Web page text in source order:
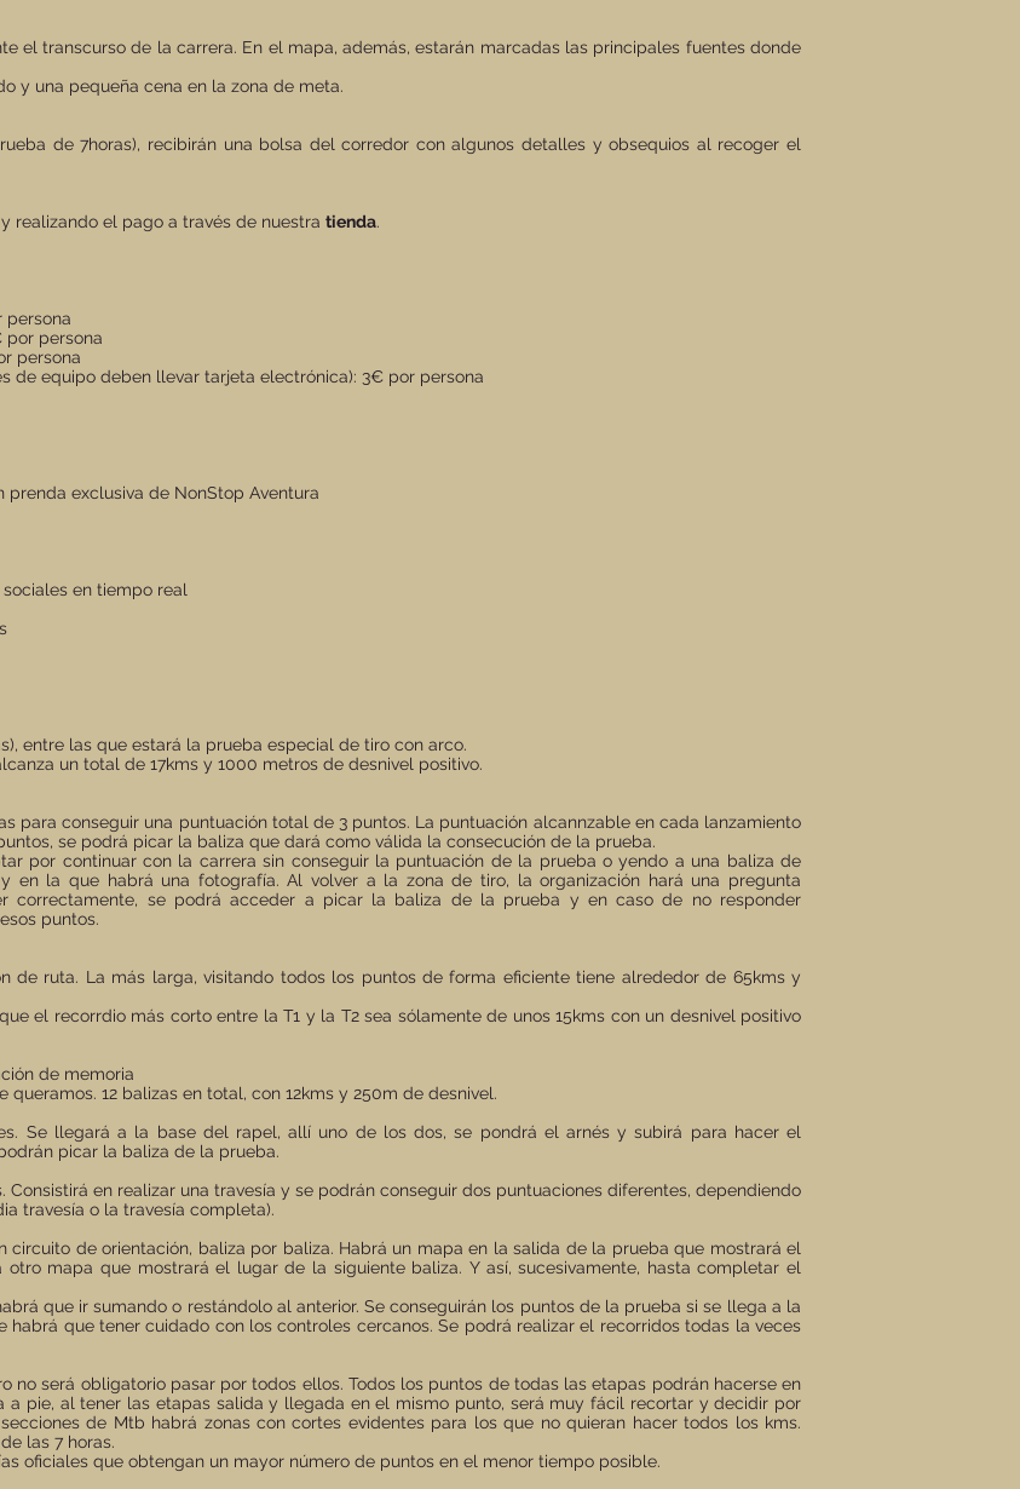
el transcurso de la carrera. En el mapa, además, estarán marcadas las principales fuentes donde
y una pequeña cena en la zona de meta.
de 7horas), recibirán una bolsa del corredor con algunos detalles y obsequios al recoger el
y realizando el pago a través de nuestra tienda.
persona
por persona
persona
de equipo deben llevar tarjeta electrónica): 3€ por persona
exclusiva de NonStop Aventura
en tiempo real
entre las que estará la prueba especial de tiro con arco.
un total de 17kms y 1000 metros de desnivel positivo.
para conseguir una puntuación total de 3 puntos. La puntuación alcannzable en cada lanzamiento
se podrá picar la baliza que dará como válida la consecución de la prueba.
por continuar con la carrera sin conseguir la puntuación de la prueba o yendo a una baliza de
en la que habrá una fotografía. Al volver a la zona de tiro, la organización hará una pregunta
correctamente, se podrá acceder a picar la baliza de la prueba y en caso de no responder
puntos.
de ruta. La más larga, visitando todos los puntos de forma eficiente tiene alrededor de 65kms y
el recorrdio más corto entre la T1 y la T2 sea sólamente de unos 15kms con un desnivel positivo
de memoria
12 balizas en total, con 12kms y 250m de desnivel.
Se llegará a la base del rapel, allí uno de los dos, se pondrá el arnés y subirá para hacer el
picar la baliza de la prueba.
Consistirá en realizar una travesía y se podrán conseguir dos puntuaciones diferentes, dependiendo
travesía o la travesía completa).
circuito de orientación, baliza por baliza. Habrá un mapa en la salida de la prueba que mostrará el
mapa que mostrará el lugar de la siguiente baliza. Y así, sucesivamente, hasta completar el
que ir sumando o restándolo al anterior. Se conseguirán los puntos de la prueba si se llega a la
habrá que tener cuidado con los controles cercanos. Se podrá realizar el recorridos todas la veces
no será obligatorio pasar por todos ellos. Todos los puntos de todas las etapas podrán hacerse en
a pie, al tener las etapas salida y llegada en el mismo punto, será muy fácil recortar y decidir por
de Mtb habrá zonas con cortes evidentes para los que no quieran hacer todos los kms.
las 7 horas.
oficiales que obtengan un mayor número de puntos en el menor tiempo posible.